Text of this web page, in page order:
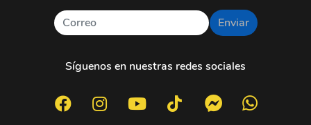
Enviar
Síguenos en nuestras redes sociales